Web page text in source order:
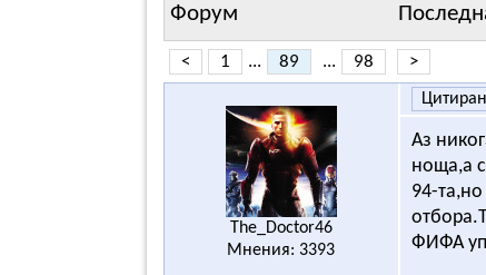
Форум
< 1 ... 89 ... 98 >
The_Doctor46
Мнения: 3393
Аз
ноща,а
94-
ФИФА